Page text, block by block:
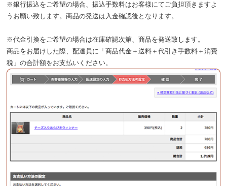
※銀行振込をご希望の場合、振込手数料はお客様にてご負担頂きますよ
うお願い致します。商品の発送は入金確認後となります。
※代金引換をご希望の場合は在庫確認次第、商品を発送致します。
商品をお届けした際、配達員に「商品代金＋送料＋代引き手数料＋消費
税」の合計額をお支払いください。